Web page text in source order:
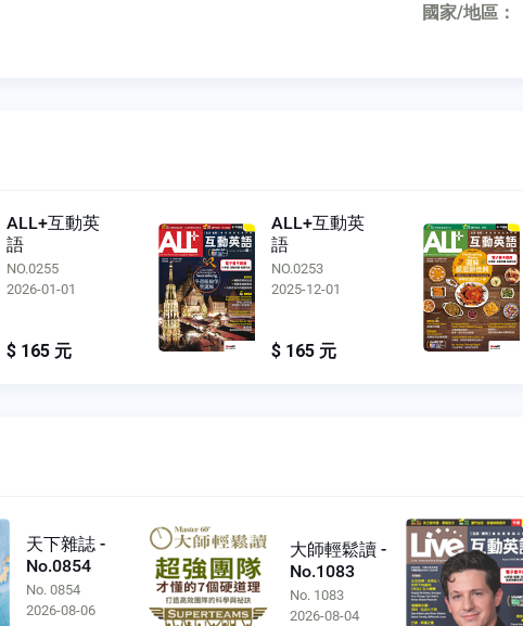
國家/地區：
ALL+互動英
語
NO.0255
2026-01-01
$ 165 元
ALL+互動英
語
NO.0253
2025-12-01
$ 165 元
天下雜誌 -
No.0854
No. 0854
2026-08-06
大師輕鬆讀 -
No.1083
No. 1083
2026-08-04